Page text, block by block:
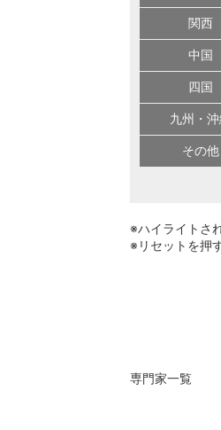
関西
中国
四国
九州・
その他
※ハイライトさ
※リセットを押
専門家一覧